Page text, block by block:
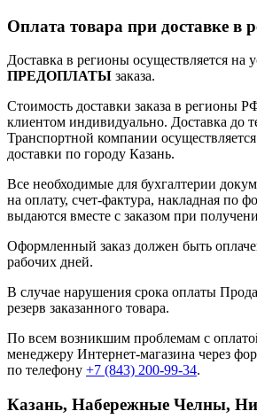
Оплата товара при доставке в
Доставка в регионы осуществляется на
ПРЕДОПЛАТЫ заказа.
Стоимость доставки заказа в регионы
клиентом индивидуально. Доставка до
Транспортной компании
доставки по городу Казань.
Все необходимые для бухгалтерии
на оплату, счет-фактура, накладная по
выдаются вместе с заказом при
Оформленный заказ должен быть
рабочих дней.
В случае нарушения срока оплаты
резерв заказанного товара.
По всем возникшим проблемам с
менеджеру Интернет-магазина через
по телефону +7 (843) 200-99-34.
Казань, Набережные Челны,